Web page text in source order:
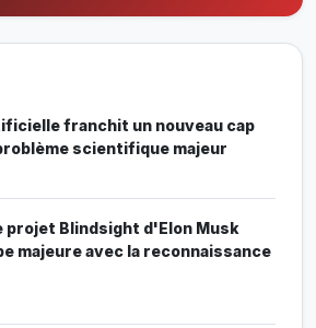
franchit un nouveau cap
scientifique majeur
projet Blindsight d'Elon Musk
majeure avec la reconnaissance